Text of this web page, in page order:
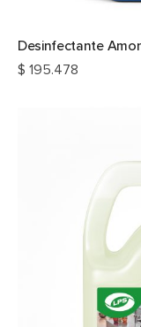
Desinfectante
$ 195.478